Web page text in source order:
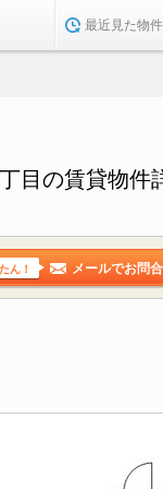
最近見た物件
目の賃貸物件
ん！ メールでお問